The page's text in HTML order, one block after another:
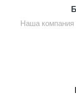
Наша компания